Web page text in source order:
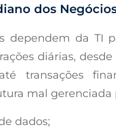
dos
dependem da TI
diárias,
transações
mal gerenciada
dados;